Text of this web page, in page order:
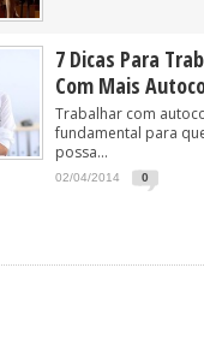
7 Dicas Para
Com Mais
Trabalhar com
fundamental para
possa...
02/04/2014 0